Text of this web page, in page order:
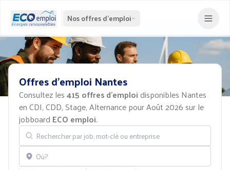
Nos offres d'emploi
Offresd'emploi Nantes
Consultez les415 offres d'emploi disponibles Nantes
en CDI, CDD, Stage, Alternance pour Août 2026 sur le
jobboard ECO emploi.
Rechercher par job, mot-clé ou entreprise
Localisation